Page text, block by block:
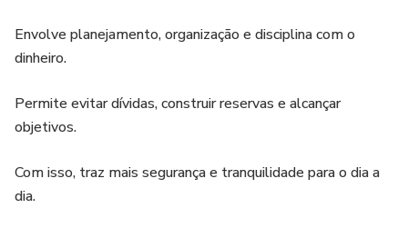
Envolve planejamento, organização e disciplina com o
dinheiro.
Permite evitar dívidas, construir reservas e alcançar
objetivos.
Com isso, traz mais segurança e tranquilidade para o dia a
dia.